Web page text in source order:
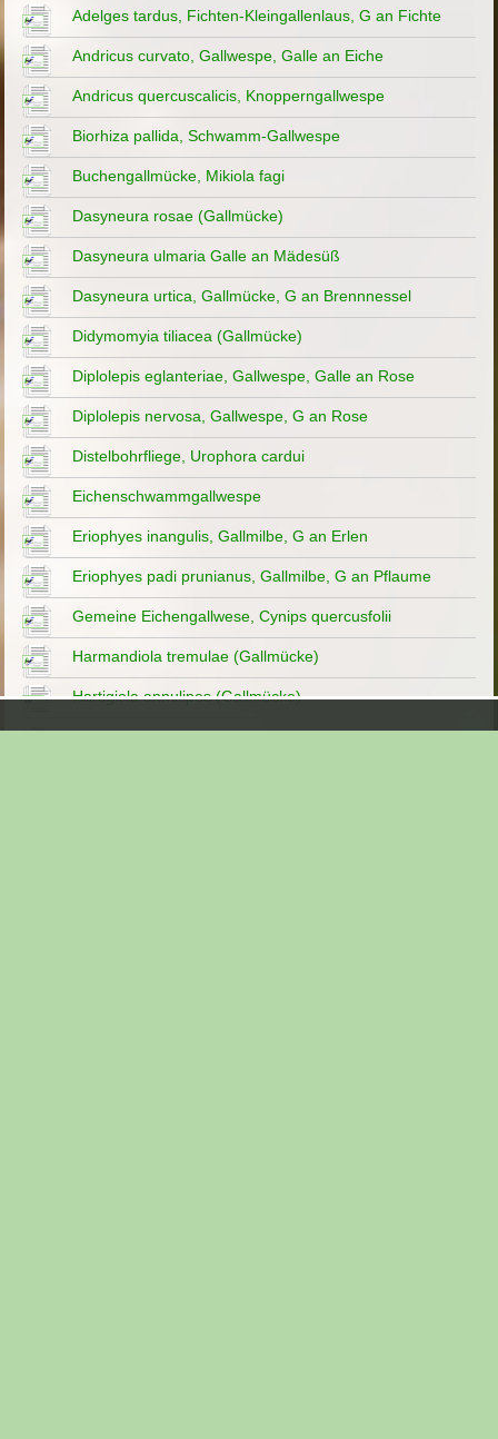
Adelges tardus, Fichten-Kleingallenlaus, G an Fichte
Andricus curvato, Gallwespe, Galle an Eiche
Andricus quercuscalicis, Knopperngallwespe
Biorhiza pallida, Schwamm-Gallwespe
Buchengallmücke, Mikiola fagi
Dasyneura rosae (Gallmücke)
Dasyneura ulmaria Galle an Mädesüß
Dasyneura urtica, Gallmücke, G an Brennnessel
Didymomyia tiliacea (Gallmücke)
Diplolepis eglanteriae, Gallwespe, Galle an Rose
Diplolepis nervosa, Gallwespe, G an Rose
Distelbohrfliege, Urophora cardui
Eichenschwammgallwespe
Eriophyes inangulis, Gallmilbe, G an Erlen
Eriophyes padi prunianus, Gallmilbe, G an Pflaume
Gemeine Eichengallwese, Cynips quercusfolii
Harmandiola tremulae (Gallmücke)
Hartigiola annulipes (Gallmücke)
Lasioptera rubi (Gallmücke)